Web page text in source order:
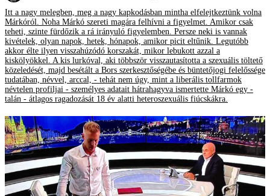
Itt a nagy melegben, meg a nagy kapkodásban mintha elfelejtkeztünk volna
Márkóról. Noha Márkó szereti magára felhívni a figyelmet. Amikor csak
teheti, szinte fürdőzik a rá irányuló figyelemben. Persze neki is vannak
kivételek, olyan napok, hetek, hónapok, amikor picit eltűnik. Legutóbb
akkor élte ilyen visszahúzódó korszakát, mikor lebukott azzal a
kiskölyökkel. A kis lurkóval, aki többször visszautasította a szexuális töltető
közeledését, majd besétált a Bors szerkesztőségébe és büntetőjogi felelőssége
tudatában, névvel, arccal, - tehát nem úgy, mint a liberális tollfarmok
névtelen profiljai - személyes adatait hátrahagyva ismertette Márkó egy -
talán - átlagos ragadozását 18 év alatti heteroszexuális fiúcskákra.